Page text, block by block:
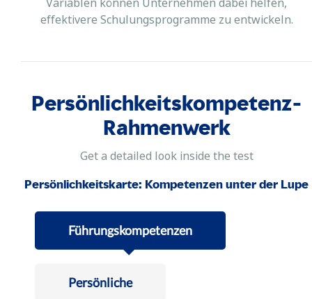
effektivere Schulungsprogramme zu entwickeln.
Persönlichkeitskompetenz-
Rahmenwerk
Get a detailed look inside the test
Persönlichkeitskarte: Kompetenzen unter der Lupe
Führungskompetenzen
Persönliche